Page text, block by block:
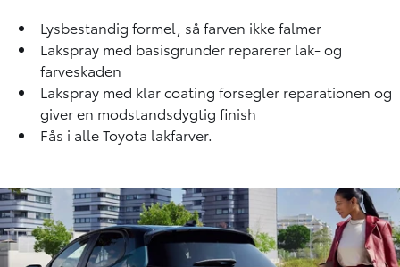
Lysbestandig formel, så farven ikke falmer
Lakspray med basisgrunder reparerer lak- og
farveskaden
Lakspray med klar coating forsegler reparationen og
giver en modstandsdygtig finish
Fås i alle Toyota lakfarver.